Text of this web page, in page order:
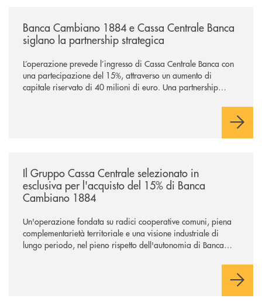
Banca Cambiano 1884 e Cassa Centrale Banca
siglano la partnership strategica
L’operazione prevede l’ingresso di Cassa Centrale Banca con
una partecipazione del 15%, attraverso un aumento di
capitale riservato di 40 milioni di euro. Una partnership
comuni e sulla prossimità ai territori, per ampliare l’offerta e
Il Gruppo Cassa Centrale selezionato in
esclusiva per l'acquisto del 15% di Banca
Cambiano 1884
Un'operazione fondata su radici cooperative comuni, piena
complementarietà territoriale e una visione industriale di
lungo periodo, nel pieno rispetto dell'autonomia di Banca
negoziazione esclusiva per la finalizzazione dell’operazione.